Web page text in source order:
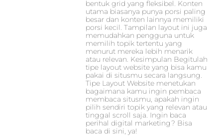
bentuk grid yang fleksibel. Konten
utama biasanya punya porsi paling
besar dan konten lainnya memiliki
porsi kecil. Tampilan layout ini juga
memudahkan pengguna untuk
memilih topik tertentu yang
menurut mereka lebih menarik
atau relevan. Kesimpulan Begitulah
tipe layout website yang bisa kamu
pakai di situsmu secara langsung.
Tipe Layout Website menetukan
bagaimana kamu ingin pembaca
membaca situsmu, apakah ingin
pilih sendiri topik yang relevan atau
tinggal scroll saja. Ingin baca
perihal digital marketing? Bisa
baca di sini, ya!